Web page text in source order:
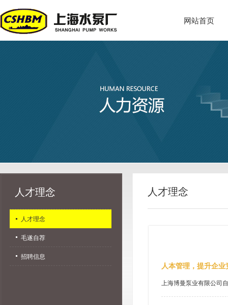
网站首页
人才理念
人才理念
毛遂自荐
招聘信息
人才理念
人本管理，提升企业
上海博曼泵业有限公司